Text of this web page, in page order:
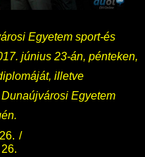
Egyetem sport-és
június 23-án, pénteken,
illetve
Egyetem